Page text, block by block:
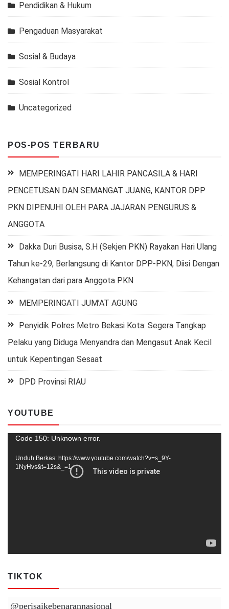
Pendidikan & Hukum
Pengaduan Masyarakat
Sosial & Budaya
Sosial Kontrol
Uncategorized
POS-POS TERBARU
MEMPERINGATI HARI LAHIR PANCASILA & HARI
PENCETUSAN DAN SEMANGAT JUANG, KANTOR DPP
PKN DIPENUHI OLEH PARA JAJARAN PENGURUS &
ANGGOTA
Dakka Duri Busisa, S.H (Sekjen PKN) Rayakan Hari Ulang
Tahun ke-29, Berlangsung di Kantor DPP-PKN, Diisi Dengan
Kehangatan dari para Anggota PKN
MEMPERINGATI JUM’AT AGUNG
Penyidik Polres Metro Bekasi Kota: Segera Tangkap
Pelaku yang Diduga Menyandra dan Mengasut Anak Kecil
untuk Kepentingan Sesaat
DPD Provinsi RIAU
YOUTUBE
Pemutar
Video
Code 150: Unknown error.
Unduh Berkas: https://www.youtube.com/watch?v=s_9Y-
1NyHvs&t=12s&_=1
TIKTOK
@perisaikebenarannasional